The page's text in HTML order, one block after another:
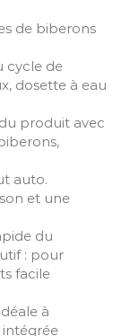
de biberons
cycle de
dosette à eau
produit avec
auto.
et une
du
: pour
facile
à
intégrée